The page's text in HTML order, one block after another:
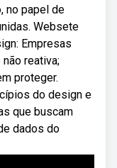
no papel de
Websete
Empresas
reativa;
proteger.
do design e
que buscam
dados do